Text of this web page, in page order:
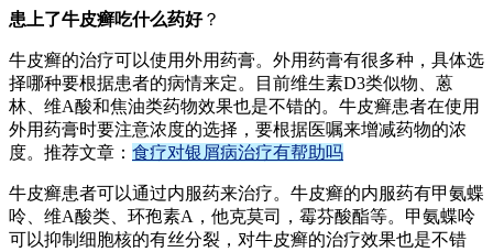
患上了牛皮癣吃什么药好？
牛皮癣的治疗可以使用外用药膏。外用药膏有很多种，具体选
择哪种要根据患者的病情来定。目前维生素D3类似物、蒽
林、维A酸和焦油类药物效果也是不错的。牛皮癣患者在使用
外用药膏时要注意浓度的选择，要根据医嘱来增减药物的浓
度。推荐文章： 食疗对银屑病治疗有帮助吗
牛皮癣患者可以通过内服药来治疗。牛皮癣的内服药有甲氨蝶
呤、维A酸类、环孢素A，他克莫司，霉芬酸酯等。甲氨蝶呤
可以抑制细胞核的有丝分裂，对牛皮癣的治疗效果也是不错